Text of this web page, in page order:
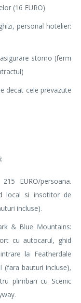
(16 EURO)
personal hotelier:
storno (ferm
decat cele prevazute
EURO/persoana.
local si insotitor de
incluse).
& Blue Mountains:
cu autocarul, ghid
la Featherdale
(fara bauturi incluse),
plimbari cu Scenic